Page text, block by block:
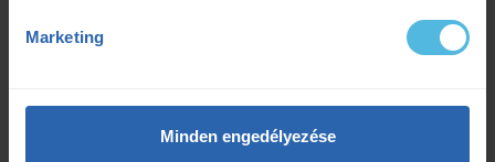
Marketing
Minden engedélyezése